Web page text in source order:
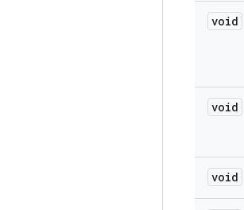
void
void
void